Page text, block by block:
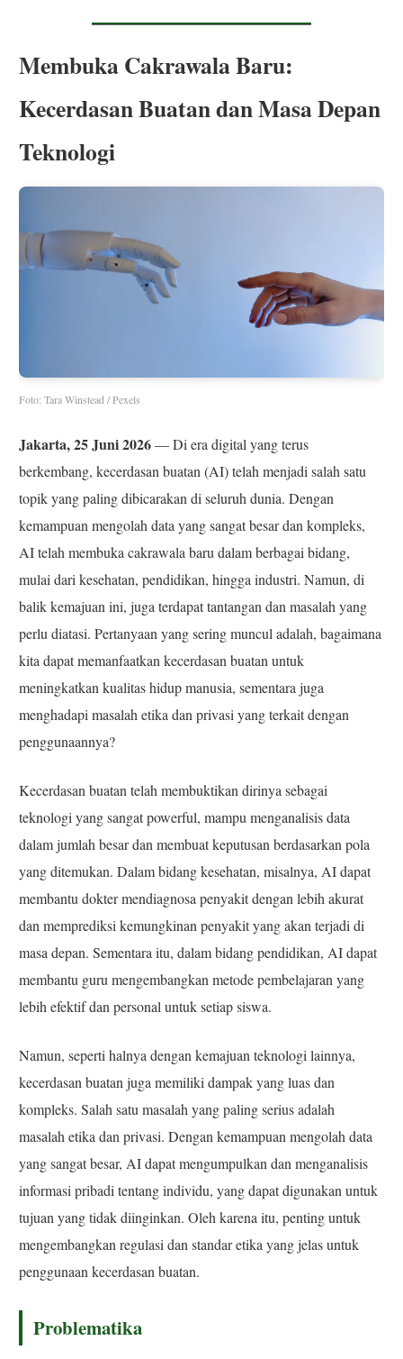
Membuka Cakrawala Baru:
Kecerdasan Buatan dan Masa Depan
Teknologi
Foto: Tara Winstead / Pexels
Jakarta, 25 Juni 2026— Di era digital yang terus
berkembang, kecerdasan buatan (AI) telah menjadi salah satu
topik yang paling dibicarakan di seluruh dunia. Dengan
kemampuan mengolah data yang sangat besar dan kompleks,
AI telah membuka cakrawala baru dalam berbagai bidang,
mulai dari kesehatan, pendidikan, hingga industri. Namun, di
balik kemajuan ini, juga terdapat tantangan dan masalah yang
perlu diatasi. Pertanyaan yang sering muncul adalah, bagaimana
kita dapat memanfaatkan kecerdasan buatan untuk
meningkatkan kualitas hidup manusia, sementara juga
menghadapi masalah etika dan privasi yang terkait dengan
penggunaannya?
Kecerdasan buatan telah membuktikan dirinya sebagai
teknologi yang sangat powerful, mampu menganalisis data
dalam jumlah besar dan membuat keputusan berdasarkan pola
yang ditemukan. Dalam bidang kesehatan, misalnya, AI dapat
membantu dokter mendiagnosa penyakit dengan lebih akurat
dan memprediksi kemungkinan penyakit yang akan terjadi di
masa depan. Sementara itu, dalam bidang pendidikan, AI dapat
membantu guru mengembangkan metode pembelajaran yang
lebih efektif dan personal untuk setiap siswa.
Namun, seperti halnya dengan kemajuan teknologi lainnya,
kecerdasan buatan juga memiliki dampak yang luas dan
kompleks. Salah satu masalah yang paling serius adalah
masalah etika dan privasi. Dengan kemampuan mengolah data
yang sangat besar, AI dapat mengumpulkan dan menganalisis
informasi pribadi tentang individu, yang dapat digunakan untuk
tujuan yang tidak diinginkan. Oleh karena itu, penting untuk
mengembangkan regulasi dan standar etika yang jelas untuk
penggunaan kecerdasan buatan.
Problematika